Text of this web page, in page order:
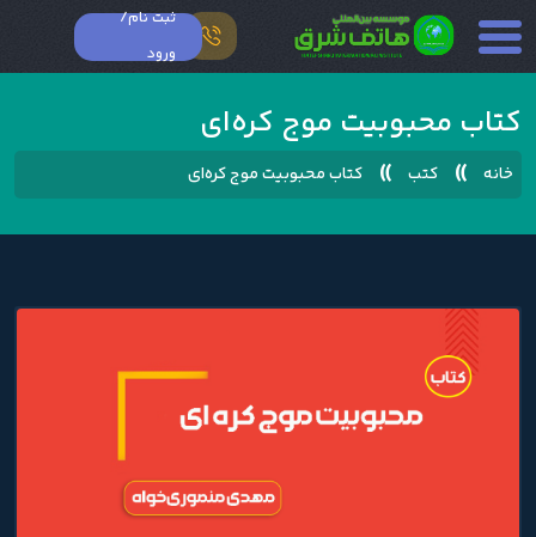
ثبت نام/
ورود
کتاب محبوبیت موج کره‌ای
خانه » کتب » کتاب محبوبیت موج کره‌ای